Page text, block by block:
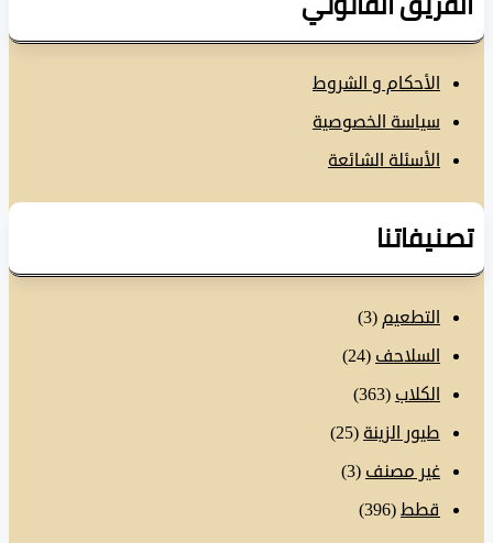
الأحكام و الشروط
سياسة الخصوصية
الأسئلة الشائعة
التطعيم(3)
السلاحف(24)
الكلاب(363)
طيور الزينة (25)
غير مصنف(3)
قطط
(396)